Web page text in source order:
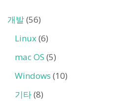
개발(56)
Linux(6)
mac OS (5)
Windows (10)
기타(8)